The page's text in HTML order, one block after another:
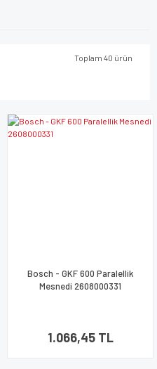
Toplam 40 ürün
Bosch - GKF 600 Paralellik
Mesnedi 2608000331
1.066,45 TL